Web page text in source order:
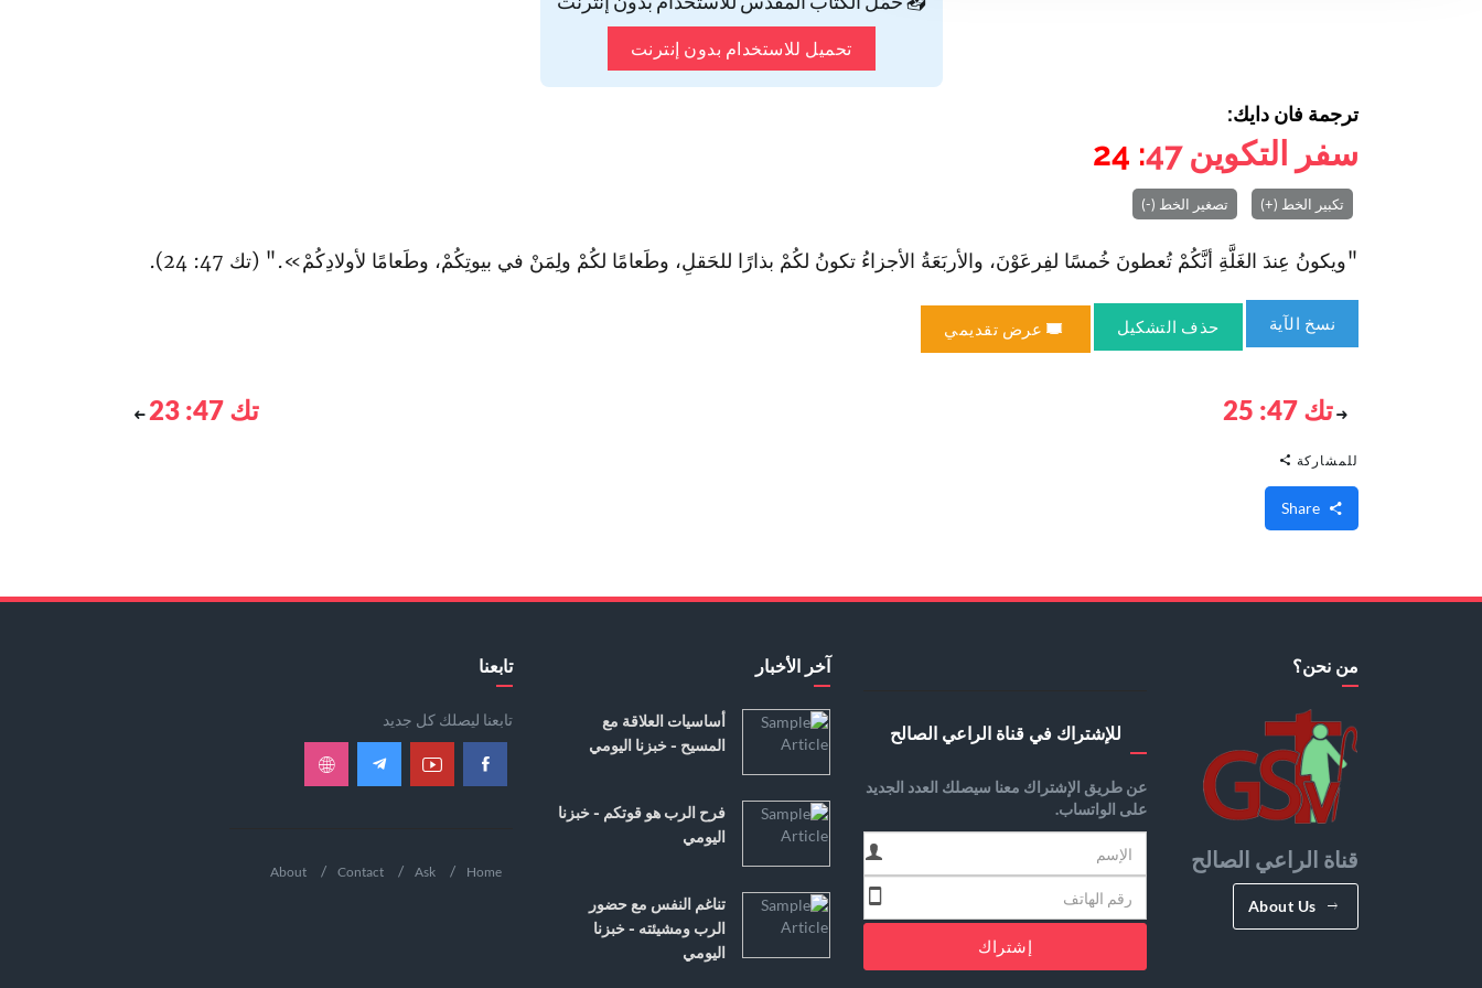
تحميل للاستخدام بدون إنترنت
ترجمة فان دايك:
سفر التكوين 47
: 24
تكبير الخط (+) تصغير الخط (-)
"ويكونُ عِندَ الغَلَّةِ أنَّكُمْ تُعطونَ خُمسًا لفِرعَوْنَ، والأربَعَةُ الأجزاءُ تكونُ لكُمْ بذارًا للحَقلِ، وطَعامًا لكُمْ ولِمَنْ في بيوتِكُمْ، وطَعامًا لأولادِكُمْ»." (تك 47: 24).
نسخ الآية حذف التشكيل عرض تقديمي
تك 47: 25 تك 47: 23
للمشاركة
من نحن؟
قناة الراعي الصالح
About Us
للإشتراك في قناة الراعي الصالح
عن طريق الإشتراك معنا سيصلك العدد الجديد
على الواتساب.
إشتراك
آخر الأخبار
أساسيات العلاقة مع
المسيح - خبزنا اليومي
فرح الرب هو قوتكم - خبزنا
اليومي
تناغم النفس مع حضور
الرب ومشيئته - خبزنا
اليومي
تابعنا
تابعنا ليصلك كل جديد
Home
Ask
Contact
About